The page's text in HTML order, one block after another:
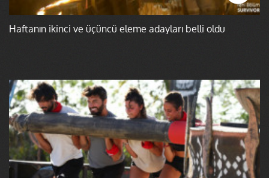
Haftanın ikinci ve üçüncü eleme adayları belli oldu